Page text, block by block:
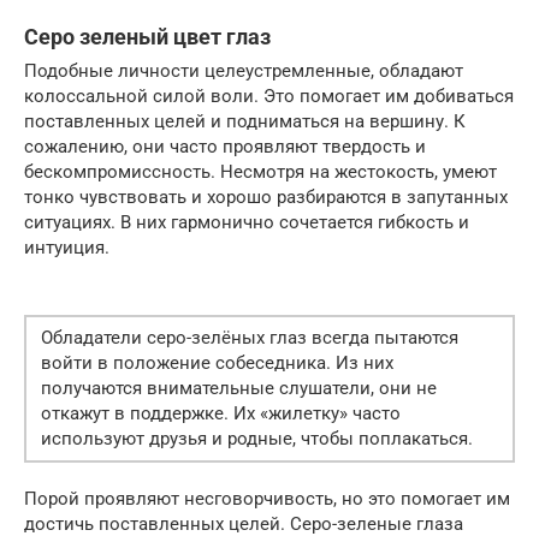
Серо зеленый цвет глаз
Подобные личности целеустремленные, обладают
колоссальной силой воли. Это помогает им добиваться
поставленных целей и подниматься на вершину. К
сожалению, они часто проявляют твердость и
бескомпромиссность. Несмотря на жестокость, умеют
тонко чувствовать и хорошо разбираются в запутанных
ситуациях. В них гармонично сочетается гибкость и
интуиция.
Обладатели серо-зелёных глаз всегда пытаются
войти в положение собеседника. Из них
получаются внимательные слушатели, они не
откажут в поддержке. Их «жилетку» часто
используют друзья и родные, чтобы поплакаться.
Порой проявляют несговорчивость, но это помогает им
достичь поставленных целей. Серо-зеленые глаза